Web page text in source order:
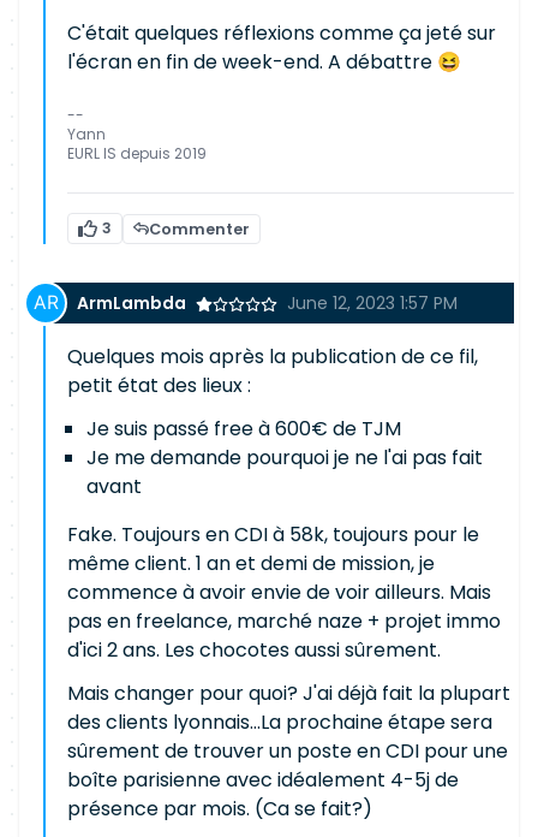
C'était quelques réflexions comme ça jeté sur
l'écran en fin de week-end. A débattre 😆
--
Yann
EURL IS depuis 2019
3 Commenter
ArmLambda June 12, 2023 1:57 PM
Quelques mois après la publication de ce fil,
petit état des lieux :
Je suis passé free à 600€ de TJM
Je me demande pourquoi je ne l'ai pas fait
avant
Fake. Toujours en CDI à 58k, toujours pour le
même client. 1 an et demi de mission, je
commence à avoir envie de voir ailleurs. Mais
pas en freelance, marché naze + projet immo
d'ici 2 ans. Les chocotes aussi sûrement.
Mais changer pour quoi? J'ai déjà fait la plupart
des clients lyonnais...La prochaine étape sera
sûrement de trouver un poste en CDI pour une
boîte parisienne avec idéalement 4-5j de
présence par mois. (Ca se fait?)